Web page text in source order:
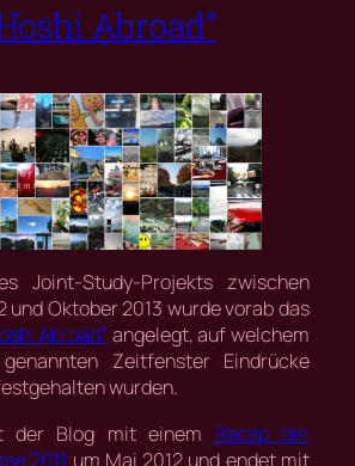
Abroad”
Joint-Study-Projekts zwischen
und Oktober 2013 wurde vorab das
Abroad” angelegt, auf welchem
Zeitfenster Eindrücke
wurden.
der Blog mit einem Recap der
2011 um Mai 2012 und endet mit